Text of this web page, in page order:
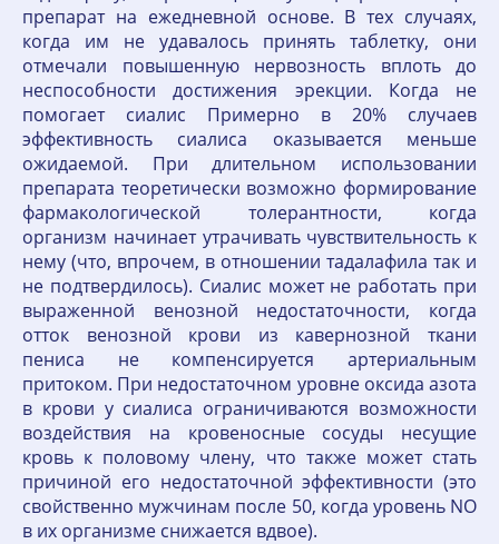
препарат на ежедневной основе. В тех случаях,
когда им не удавалось принять таблетку, они
отмечали повышенную нервозность вплоть до
неспособности достижения эрекции. Когда не
помогает сиалис Примерно в 20% случаев
эффективность сиалиса оказывается меньше
ожидаемой. При длительном использовании
препарата теоретически возможно формирование
фармакологической толерантности, когда
организм начинает утрачивать чувствительность к
нему (что, впрочем, в отношении тадалафила так и
не подтвердилось). Сиалис может не работать при
выраженной венозной недостаточности, когда
отток венозной крови из кавернозной ткани
пениса не компенсируется артериальным
притоком. При недостаточном уровне оксида азота
в крови у сиалиса ограничиваются возможности
воздействия на кровеносные сосуды несущие
кровь к половому члену, что также может стать
причиной его недостаточной эффективности (это
свойственно мужчинам после 50, когда уровень NO
в их организме снижается вдвое).